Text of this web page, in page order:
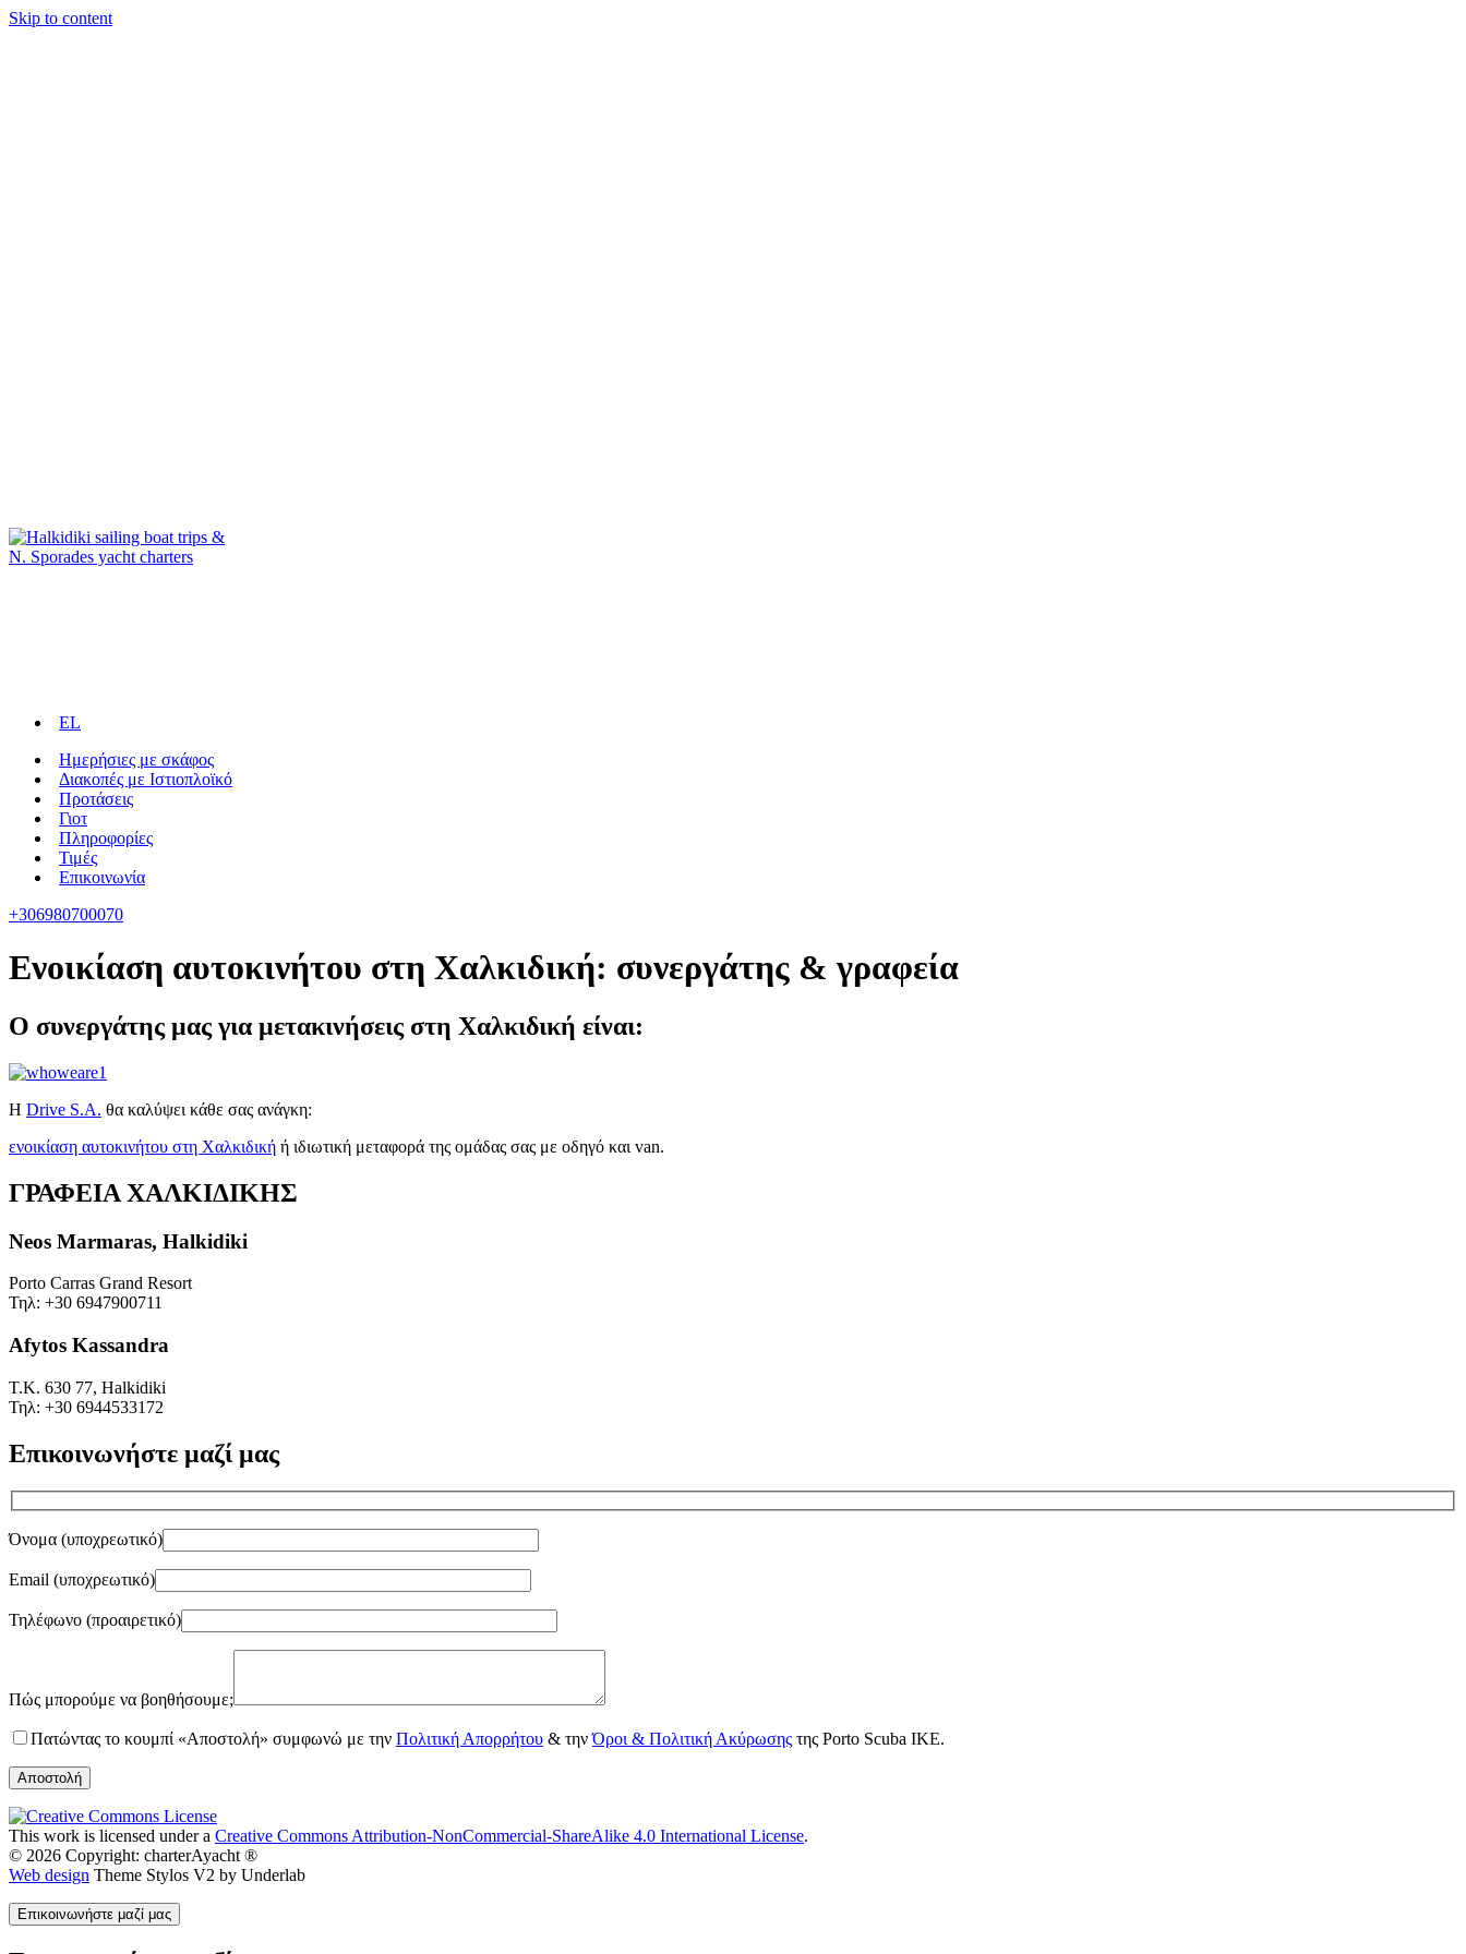
Skip to content
EL
Ημερήσιες με σκάφος
Διακοπές με Ιστιοπλοϊκό
Προτάσεις
Γιοτ
Πληροφορίες
Τιμές
Επικοινωνία
+306980700070
Ενοικίαση αυτοκινήτου στη Χαλκιδική: συνεργάτης & γραφεία
Ο συνεργάτης μας για μετακινήσεις στη Χαλκιδική είναι:
Η Drive S.A. θα καλύψει κάθε σας ανάγκη:
ενοικίαση αυτοκινήτου στη Χαλκιδική ή ιδιωτική μεταφορά της ομάδας σας με οδηγό και van.
ΓΡΑΦΕΙΑ ΧΑΛΚΙΔΙΚΗΣ
Neos Marmaras, Halkidiki
Porto Carras Grand Resort
Τηλ: +30 6947900711
Afytos Kassandra
Τ.Κ. 630 77, Halkidiki
Τηλ: +30 6944533172
Επικοινωνήστε μαζί μας
Όνομα (υποχρεωτικό)
Email (υποχρεωτικό)
Τηλέφωνο (προαιρετικό)
Πώς μπορούμε να βοηθήσουμε;
Πατώντας το κουμπί «Αποστολή» συμφωνώ με την Πολιτική Απορρήτου & τηνΌροι & Πολιτική Ακύρωσης της Porto Scuba IKE.
This work is licensed under a Creative Commons Attribution-NonCommercial-ShareAlike 4.0 International License.
© 2026 Copyright: charterAyacht ®
Web design Theme Stylos V2 by Underlab
Επικοινωνήστε μαζί μας